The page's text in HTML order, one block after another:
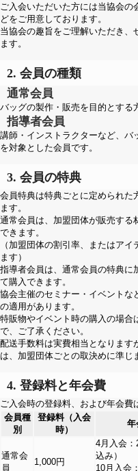
ご入会いただいた方には当協会の
どをご用意しております。
当協会の趣旨をご理解いただき、
ます。
2. 会員の種類
通常会員
バッグの製作・販売を目的とする
指導者会員
講師・インストラクターなど、バ
を対象とした会員です。
3. 会員の特典
会員特典は特典ごとに定められた
ます。
通常会員は、加盟団体が販売する
できます。
（加盟団体の割引率、またはア
ます）
指導者会員は、通常会員の特典に
て購入できます。
協会主催のセミナー・イベントな
の適用があります。
特販物やイベント時の購入の場合
で、ご了承ください。
配送手数料は実費相当となります
は、加盟団体ごとの取決めに準じ
4. 登録料と年会費
ご入会時の登録料、および年会費
会員種
別
登録料（入会
時）
年
通常会
員
1,000円
4月入会：
込み）
10月入会